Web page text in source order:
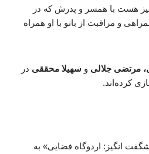
هست با همسر و پدرش که در
و مراقبت از بانو با او همراه
مرتضی جلالی و سهیلا محققی در
کرده‌اند.
انگیز: اردوگاه فضایی» به